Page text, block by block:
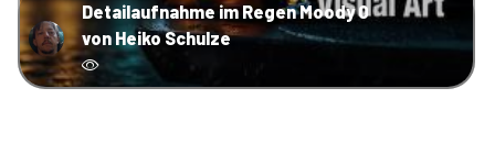
Detailaufnahme im Regen Moody 0
von Heiko Schulze